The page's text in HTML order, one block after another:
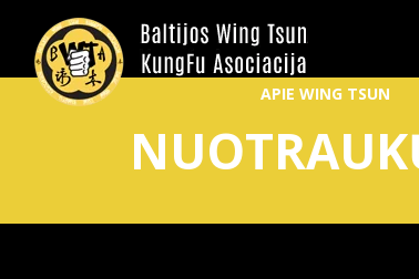
APIE WING TSUN